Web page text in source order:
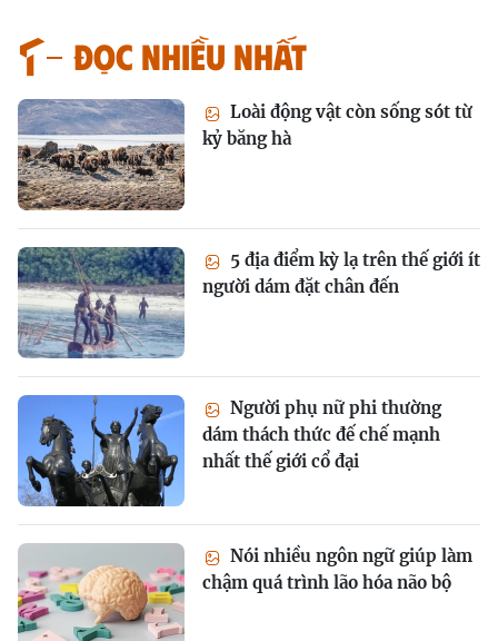
Đọc nhiều nhất
Loài động vật còn sống sót từ
kỷ băng hà
5 địa điểm kỳ lạ trên thế giới ít
người dám đặt chân đến
Người phụ nữ phi thường
dám thách thức đế chế mạnh
nhất thế giới cổ đại
Nói nhiều ngôn ngữ giúp làm
chậm quá trình lão hóa não bộ